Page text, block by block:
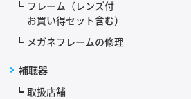
フレーム（レンズ付
お買い得セット含む）
メガネフレームの修理
補聴器
取扱店舗